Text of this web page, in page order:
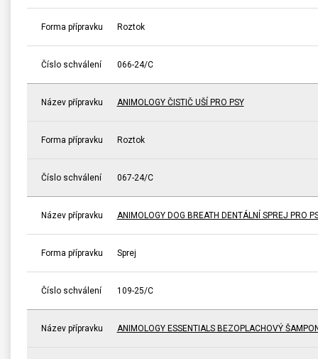
Forma přípravku Roztok
Číslo schválení 066-24/C
Název přípravku ANIMOLOGY ČISTIČ UŠÍ PRO PSY
Forma přípravku Roztok
Číslo schválení 067-24/C
Název přípravku ANIMOLOGY DOG BREATH DENTÁLNÍ SPREJ PRO
Forma přípravku Sprej
Číslo schválení 109-25/C
Název přípravku ANIMOLOGY ESSENTIALS BEZOPLACHOVÝ